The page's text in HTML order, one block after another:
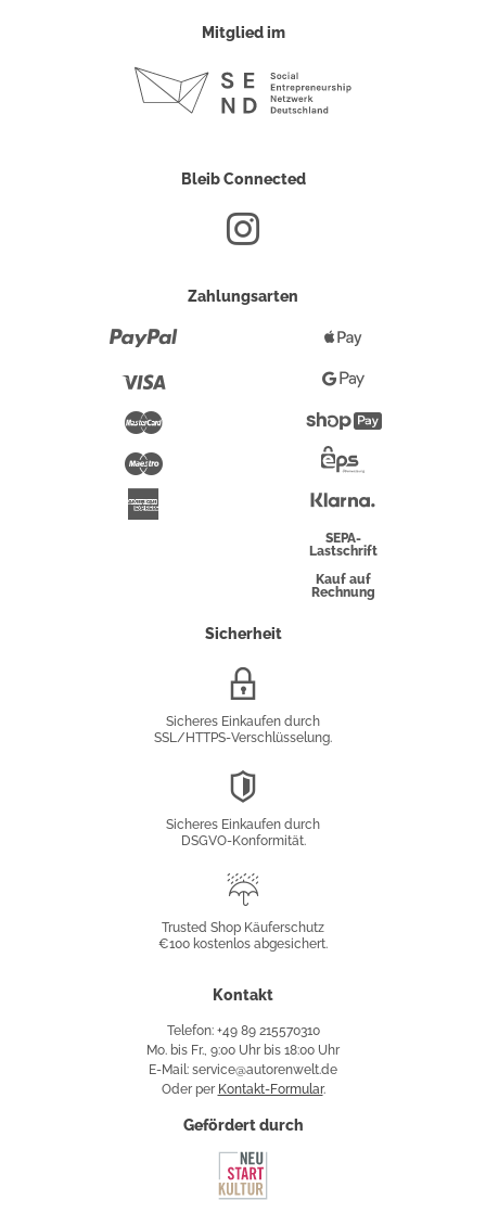
Mitglied im
Bleib Connected
Zahlungsarten
Maestro
Pay
Google
Pay
Überweisung
SEPA-
Lastschrift
Kauf auf
Rechnung
Sicherheit
Sicheres Einkaufen durch
SSL/HTTPS-Verschlüsselung.
Sicheres Einkaufen durch
DSGVO-Konformität.
Käuferschutz
Trusted Shop Käuferschutz
€100 kostenlos abgesichert.
Kontakt
Telefon: +49 89 215570310
Mo. bis Fr., 9:00 Uhr bis 18:00 Uhr
E-Mail: service@autorenwelt.de
Oder per Kontakt-Formular.
Gefördert durch